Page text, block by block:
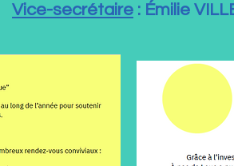
Vice-secrétaire : Émilie